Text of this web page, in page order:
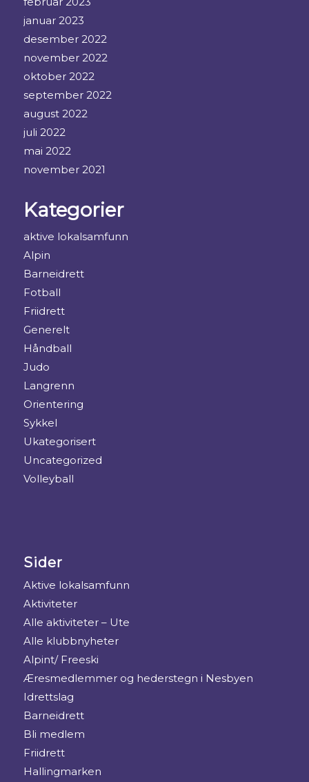
januar 2023
desember 2022
november 2022
oktober 2022
september 2022
august 2022
juli 2022
mai 2022
november 2021
Kategorier
aktive lokalsamfunn
Alpin
Barneidrett
Fotball
Friidrett
Generelt
Håndball
Judo
Langrenn
Orientering
Sykkel
Ukategorisert
Uncategorized
Volleyball
Sider
Aktive lokalsamfunn
Aktiviteter
Alle aktiviteter – Ute
Alle klubbnyheter
Alpint/ Freeski
Æresmedlemmer og hederstegn i Nesbyen
Idrettslag
Barneidrett
Bli medlem
Friidrett
Hallingmarken